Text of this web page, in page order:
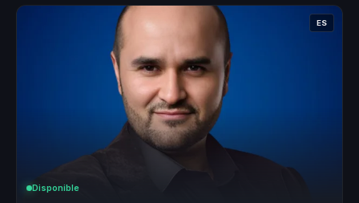
ES
Disponible